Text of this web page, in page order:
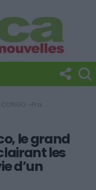
le grand maître», portrait éclairant les pans entiers de la vie d’un homme
le grand
les
d’un